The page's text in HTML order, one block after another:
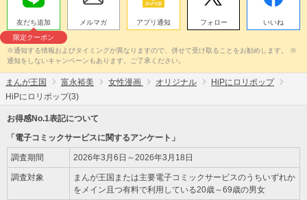
友だち追加
限定クーポン
メルマガ アプリ通知 フォロー いいね
※通知する情報およびタイミングが異なりますので、併せて受け取ることをお勧めします。 ※
通知をしないキャンペーンもあります。ご了承ください。
まんが王国 富永裕美 女性漫画 オリジナル
HiPにロリポップ
HiPにロリポップ(3)
お得感No.1表記について
「電子コミックサービスに関するアンケート」
調査期間 2026年3月6日～2026年3月18日
調査対象
まんが王国または主要電子コミックサービスのうちいずれか
をメイン且つ有料で利用している20歳～69歳の男女